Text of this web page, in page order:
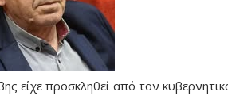
είχε προσκληθεί από τον